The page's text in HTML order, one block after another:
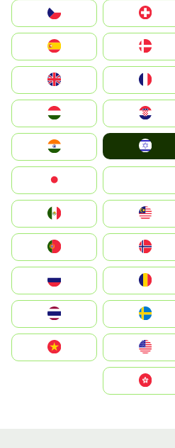
България
Switzerland
Czechia
Deutschland
Denmark
United Kingdom
Hrvatska
Magyarország
Indonesia
South Korea
Nederland
Portugal
România
Slovensko
United States
Vietnam